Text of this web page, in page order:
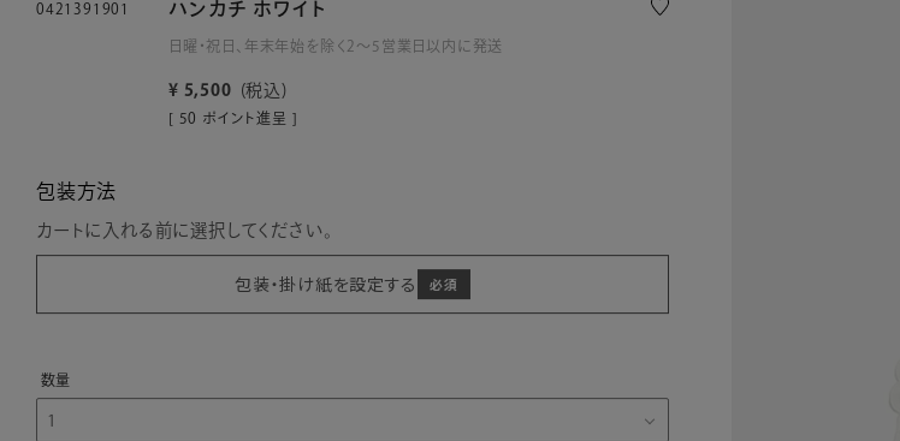
0421391901 ハンカチ ホワイト
日曜・祝日、年末年始を除く2～5営業日以内に発送
¥ 5,500 税込
[ 50 ポイント進呈 ]
包装方法
カートに入れる前に選択してください。
包装・掛け紙を設定する